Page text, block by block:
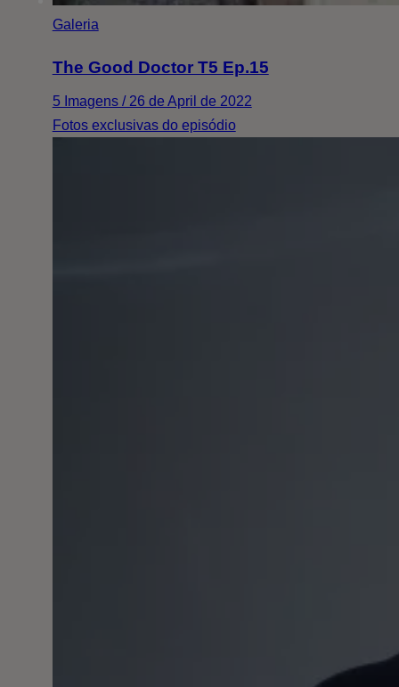
Galeria
The Good Doctor T5 Ep.15
5 Imagens / 26 de April de 2022
Fotos exclusivas do episódio